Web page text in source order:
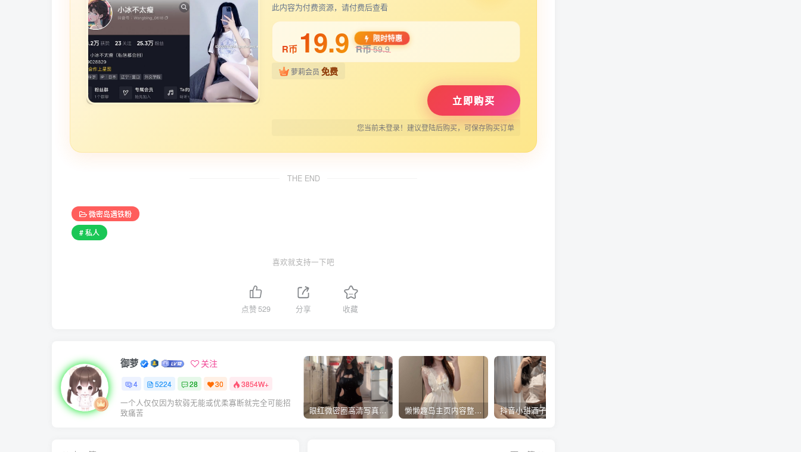
此内容为付费资源，请付费后查看
R币 19.9 限时特惠
R币59.9
萝莉会员 免费
立即购买
您当前未登录！建议登陆后购买，可保存购买订单
THE END
微密岛遇铁粉
# 私人
喜欢就支持一下吧
点赞 529 分享 收藏
御萝 关注
4 5224 28 30 3854W+
一个人仅仅因为软弱无能或优柔寡断就完全可能招
致痛苦
眼红微密圈高清写真视频合集-抖音御姐风COS与私房美图下载 懒懒趣岛主页内容整理 – 自然系风格分享合集